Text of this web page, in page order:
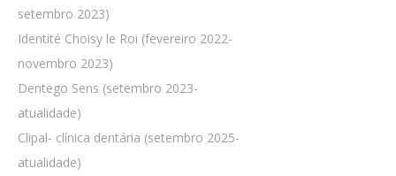
setembro 2023)
Identité Choisy le Roi (fevereiro 2022-
novembro 2023)
Dentego Sens (setembro 2023-
atualidade)
Clipal- clínica dentária (setembro 2025-
atualidade)